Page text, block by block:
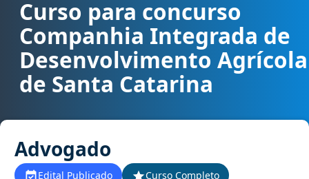
Curso para concurso CIDASC - Companhia Integrada de
Curso para concurso
Companhia Integrada de
Desenvolvimento Agrícola
de Santa Catarina
Advogado
Edital Publicado
Curso Completo